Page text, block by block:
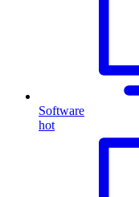
Software
hot